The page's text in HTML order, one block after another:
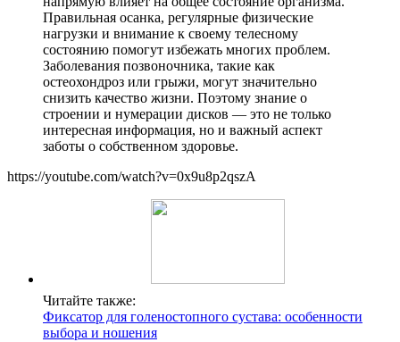
Правильная осанка, регулярные физические
нагрузки и внимание к своему телесному
состоянию помогут избежать многих проблем.
Заболевания позвоночника, такие как
остеохондроз или грыжи, могут значительно
снизить качество жизни. Поэтому знание о
строении и нумерации дисков — это не только
интересная информация, но и важный аспект
заботы о собственном здоровье.
https://youtube.com/watch?v=0x9u8p2qszA
Читайте также:
Фиксатор для голеностопного сустава: особенности
выбора и ношения